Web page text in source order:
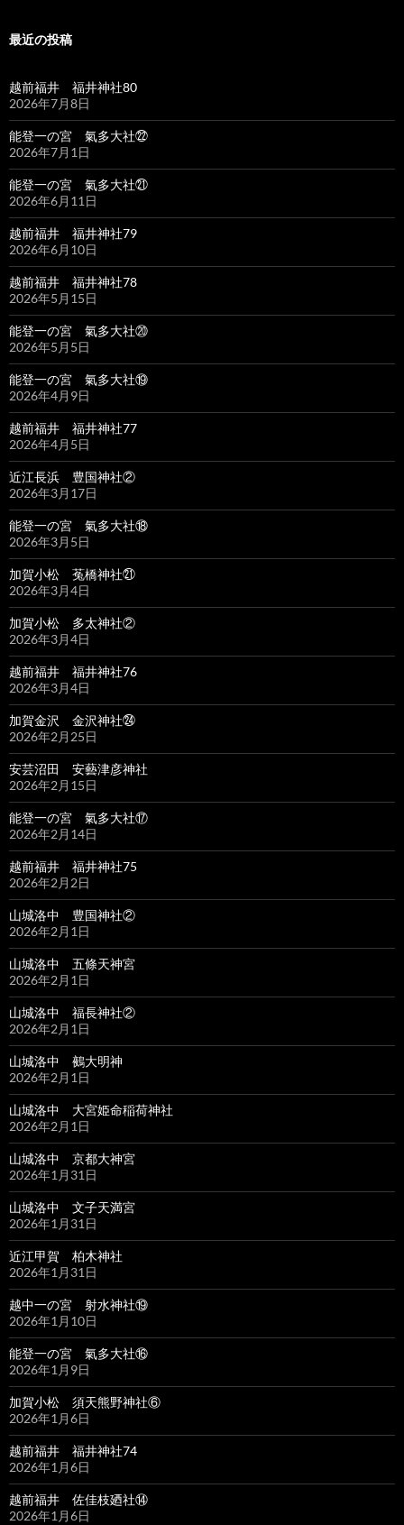
最近の投稿
越前福井 福井神社80
2026年7月8日
能登一の宮 氣多大社㉒
2026年7月1日
能登一の宮 氣多大社㉑
2026年6月11日
越前福井 福井神社79
2026年6月10日
越前福井 福井神社78
2026年5月15日
能登一の宮 氣多大社⑳
2026年5月5日
能登一の宮 氣多大社⑲
2026年4月9日
越前福井 福井神社77
2026年4月5日
近江長浜 豊国神社②
2026年3月17日
能登一の宮 氣多大社⑱
2026年3月5日
加賀小松 菟橋神社㉑
2026年3月4日
加賀小松 多太神社②
2026年3月4日
越前福井 福井神社76
2026年3月4日
加賀金沢 金沢神社㉔
2026年2月25日
安芸沼田 安藝津彦神社
2026年2月15日
能登一の宮 氣多大社⑰
2026年2月14日
越前福井 福井神社75
2026年2月2日
山城洛中 豊国神社②
2026年2月1日
山城洛中 五條天神宮
2026年2月1日
山城洛中 福長神社②
2026年2月1日
山城洛中 鵺大明神
2026年2月1日
山城洛中 大宮姫命稲荷神社
2026年2月1日
山城洛中 京都大神宮
2026年1月31日
山城洛中 文子天満宮
2026年1月31日
近江甲賀 柏木神社
2026年1月31日
越中一の宮 射水神社⑲
2026年1月10日
能登一の宮 氣多大社⑯
2026年1月9日
加賀小松 須天熊野神社⑥
2026年1月6日
越前福井 福井神社74
2026年1月6日
越前福井 佐佳枝廼社⑭
2026年1月6日